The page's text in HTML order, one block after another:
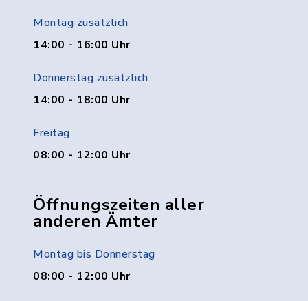
Montag zusätzlich
14:00 - 16:00 Uhr
Donnerstag zusätzlich
14:00 - 18:00 Uhr
Freitag
08:00 - 12:00 Uhr
Öffnungszeiten aller
anderen Ämter
Montag bis Donnerstag
08:00 - 12:00 Uhr